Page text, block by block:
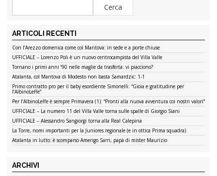
ARTICOLI RECENTI
Con l’Arezzo domenica come col Mantova: in sede e a porte chiuse
UFFICIALE – Lorenzo Poli è un nuovo centrocampista del Villa Valle
Tornano i primi anni ’90 nelle maglie da trasferta: vi piacciono?
Atalanta, col Mantova di Modesto non basta Samardzic: 1-1
Primo contratto pro per il baby esordiente Simonelli: “Gioia e gratitudine per
l’AlbinoLeffe”
Per l’AlbinoLeffe è sempre Primavera (1): “Pronti alla nuova avventura coi nostri valori”
UFFICIALE – La numero 11 del Villa Valle torna sulle spalle di Giorgio Siani
UFFICIALE – Alessandro Sangiorgi torna alla Real Calepina
La Torre, nomi importanti per la Juniores regionale (e in ottica Prima squadra)
Atalanta in lutto: è scomparso Amerigo Sarri, papà di mister Maurizio
ARCHIVI